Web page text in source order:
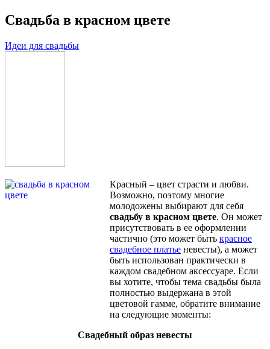
Свадьба в красном цвете
Идеи для свадьбы
Красный – цвет страсти и любви.
Возможно, поэтому многие
молодожены выбирают для себя
свадьбу в красном цвете. Он может
присутствовать в ее оформлении
частично (это может быть красное
свадебное платье невесты), а может
быть использован практически в
каждом свадебном аксессуаре. Если
вы хотите, чтобы тема свадьбы была
полностью выдержана в этой
цветовой гамме, обратите внимание
на следующие моменты:
Свадебный образ невесты